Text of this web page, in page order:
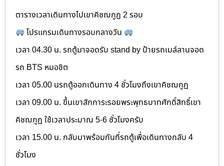
ตารางเวลาเดินทางไปเขาคิชฌกูฏ 2 รอบ
โปรแกรมเดินทางรอบกลางวัน
เวลา 04.30 น. รถตู้มาจอดรับ stand by ป้ายรถเมล์ลานจอด
รถ BTS หมอชิต
เวลา 05.00 นรถตู้ออกเดินทาง 4 ชั่วโมงถึงเขาคิชฌกูฏ
เวลา 09.00 น. ขึ้นเขาสักการะรอยพระพุทธบาทศักดิ์สิทธิ์เขา
คิชฌกูฏ ใช้เวลาประมาณ 5-6 ชั่วโมงครับ
เวลา 15.00 น. กลับมาพร้อมกันที่รถตู้เพื่อเดินทางกลับ 4
ชั่วโมง